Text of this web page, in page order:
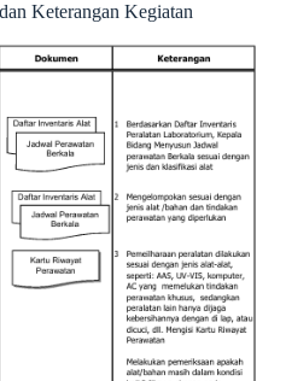
Keterangan Kegiatan